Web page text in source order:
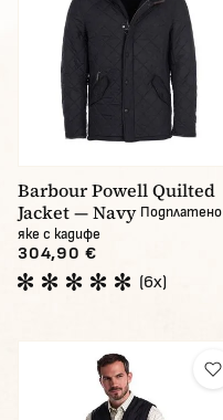
Barbour Powell Quilted
Jacket — Navy Подплатено
яке с кадифе
304,90 €
(6x)